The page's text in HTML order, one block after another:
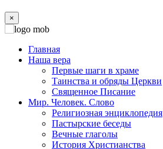
×
Главная
Наша вера
Первые шаги в храме
Таинства и обряды Церкви
Священное Писание
Мир. Человек. Слово
Религиозная энциклопедия
Пастырские беседы
Вечные глаголы
История Христианства